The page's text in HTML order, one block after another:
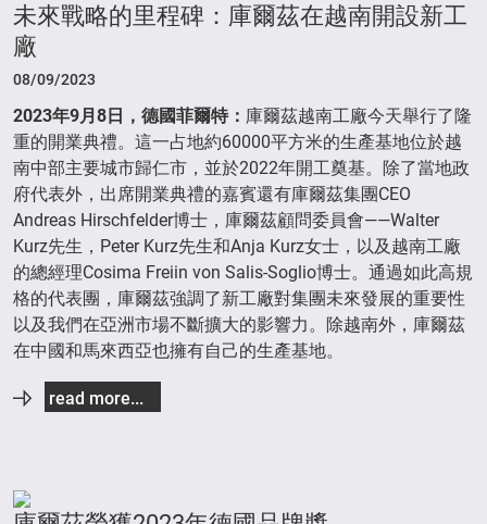
未來戰略的里程碑：庫爾茲在越南開設新工
廠
08/09/2023
2023年9月 8 日，德國菲爾特： 庫爾茲越南工廠今天舉行了隆
重的開業典禮。這一占地約60000平方米的生產基地位於越
南中部主要城市歸仁市，並於2022年開工奠基。除了當地政
府代表外，出席開業典禮的嘉賓還有庫爾茲集團CEO
Andreas Hirschfelder博士，庫爾茲顧問委員會——Walter
Kurz先生，Peter Kurz先生和Anja Kurz女士，以及越南工廠
的總經理Cosima Freiin von Salis-Soglio博士。通過如此高規
格的代表團，庫爾茲強調了新工廠對集團未來發展的重要性
以及我們在亞洲市場不斷擴大的影響力。除越南外，庫爾茲
在中國和馬來西亞也擁有自己的生產基地。
read more...